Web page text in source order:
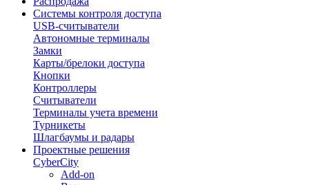
Системы контроля доступа
USB-считыватели
Автономные терминалы
Замки
Карты/брелоки доступа
Кнопки
Контроллеры
Считыватели
Терминалы учета времени
Турникеты
Шлагбаумы и радары
Проектные решения
CyberCity
Add-on